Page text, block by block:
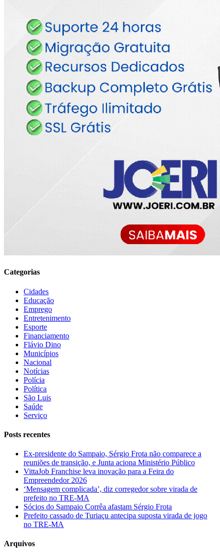
Categorias
Cidades
Educação
Emprego
Entretenimento
Esporte
Financiamento
Flávio Dino
Municípios
Nacional
Notícias
Polícia
Política
São Luis
Saúde
Serviço
Posts recentes
Ex-presidente do Sampaio, Sérgio Frota não comparece a
reuniões de transição, e Junta aciona Ministério Público
VittaJob Franchise leva inovação para a Feira do
Empreendedor 2026
‘Mensagem complicada’, diz corregedor sobre virada de
prefeito no TRE-MA
Sócios do Sampaio Corrêa afastam Sérgio Frota
Prefeito cassado de Turiaçu antecipa suposta virada de jogo
no TRE-MA
Arquivos